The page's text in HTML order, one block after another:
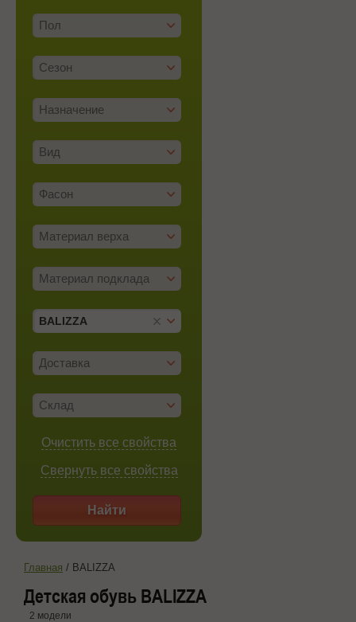
Пол
Сезон
Назначение
Вид
Фасон
Материал верха
Материал подклада
BALIZZA
Доставка
Склад
Очистить все свойства
Свернуть все свойства
Найти
Главная / BALIZZA
Детская обувь BALIZZA
2 модели